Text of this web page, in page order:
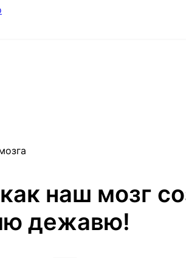
наш мозг
дежавю!